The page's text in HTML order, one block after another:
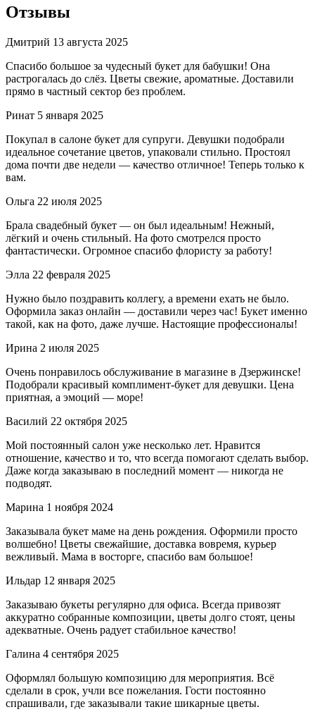
Отзывы
Дмитрий 13 августа 2025
Спасибо большое за чудесный букет для бабушки! Она
растрогалась до слёз. Цветы свежие, ароматные. Доставили
прямо в частный сектор без проблем.
Ринат 5 января 2025
Покупал в салоне букет для супруги. Девушки подобрали
идеальное сочетание цветов, упаковали стильно. Простоял
дома почти две недели — качество отличное! Теперь только к
вам.
Ольга 22 июля 2025
Брала свадебный букет — он был идеальным! Нежный,
лёгкий и очень стильный. На фото смотрелся просто
фантастически. Огромное спасибо флористу за работу!
Элла 22 февраля 2025
Нужно было поздравить коллегу, а времени ехать не было.
Оформила заказ онлайн — доставили через час! Букет именно
такой, как на фото, даже лучше. Настоящие профессионалы!
Ирина 2 июля 2025
Очень понравилось обслуживание в магазине в Дзержинске!
Подобрали красивый комплимент-букет для девушки. Цена
приятная, а эмоций — море!
Василий 22 октября 2025
Мой постоянный салон уже несколько лет. Нравится
отношение, качество и то, что всегда помогают сделать выбор.
Даже когда заказываю в последний момент — никогда не
подводят.
Марина 1 ноября 2024
Заказывала букет маме на день рождения. Оформили просто
волшебно! Цветы свежайшие, доставка вовремя, курьер
вежливый. Мама в восторге, спасибо вам большое!
Ильдар 12 января 2025
Заказываю букеты регулярно для офиса. Всегда привозят
аккуратно собранные композиции, цветы долго стоят, цены
адекватные. Очень радует стабильное качество!
Галина 4 сентября 2025
Оформлял большую композицию для мероприятия. Всё
сделали в срок, учли все пожелания. Гости постоянно
спрашивали, где заказывали такие шикарные цветы.